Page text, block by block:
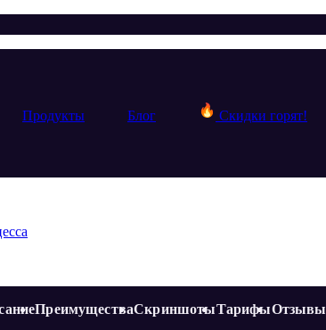
Продукты Блог Скидки горят!
ПреимуществаСкриншотыТарифыОтзывы